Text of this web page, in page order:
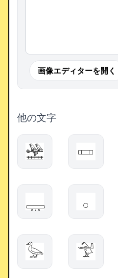
画像エディターを開く
他の文字
𓈺 𓋱
𓇾 𓂂
𓅭 𓅴